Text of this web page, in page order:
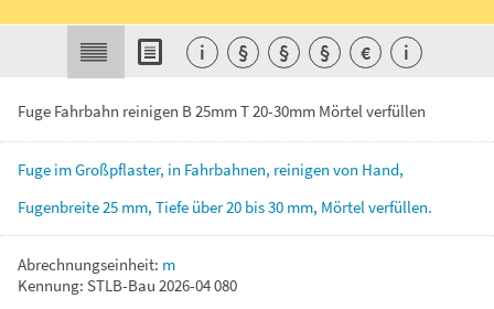
Fuge Fahrbahn reinigen B 25mm T 20-30mm Mörtel verfüllen
Fuge imGroßpflaster, in Fahrbahnen, reinigen von Hand,
Fugenbreite25 mm, Tiefe über20 bis30 mm, Mörtelverfüllen.
Abrechnungseinheit: m
Kennung: STLB-Bau 2026-04 080
i § § § € i